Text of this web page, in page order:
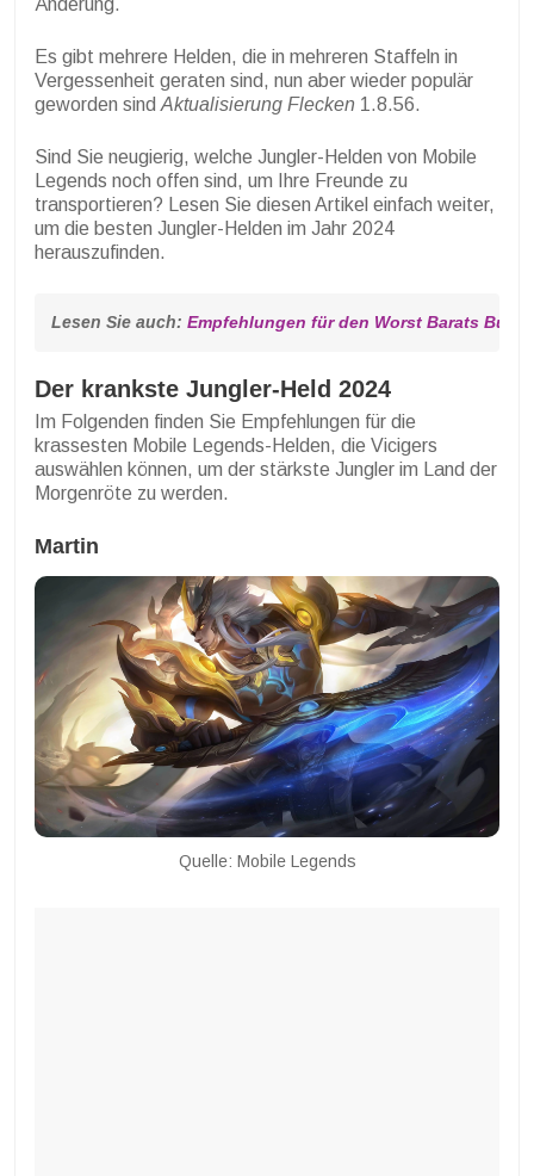
Änderung.
Es gibt mehrere Helden, die in mehreren Staffeln in
Vergessenheit geraten sind, nun aber wieder populär
geworden sind Aktualisierung Flecken 1.8.56.
Sind Sie neugierig, welche Jungler-Helden von Mobile
Legends noch offen sind, um Ihre Freunde zu
transportieren? Lesen Sie diesen Artikel einfach weiter,
um die besten Jungler-Helden im Jahr 2024
herauszufinden.
Lesen Sie auch: Empfehlungen für den Worst Barats Build
Der krankste Jungler-Held 2024
Im Folgenden finden Sie Empfehlungen für die
krassesten Mobile Legends-Helden, die Vicigers
auswählen können, um der stärkste Jungler im Land der
Morgenröte zu werden.
Martin
Quelle: Mobile Legends